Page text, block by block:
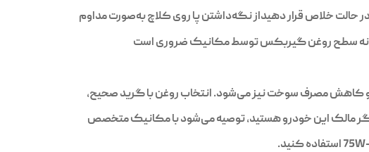
حالت خلاص قرار دهیداز نگه‌داشتن پا روی کلاچ به‌صورت مداوم
و کاهش مصرف سوخت نیز می‌شود. انتخاب روغن با گرید صحیح،
مالک این خودرو هستید، توصیه می‌شود با مکانیک متخصص